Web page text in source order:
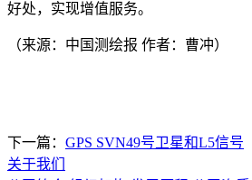
好处，实现增值服务。
（来源：中国测绘报 作者：曹冲）
下一篇： GPS SVN49号卫星和L5信号
关于我们